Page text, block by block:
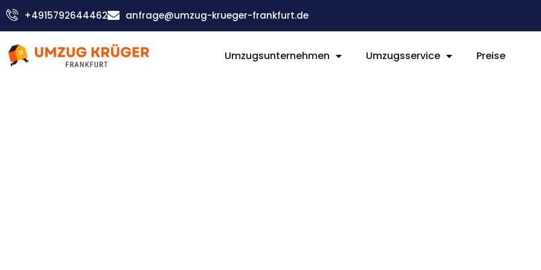
Zum
Inhalt
+4915792644462 anfrage@umzug-krueger-frankfurt.de
Umzugsunternehmen Umzugsservice Preise